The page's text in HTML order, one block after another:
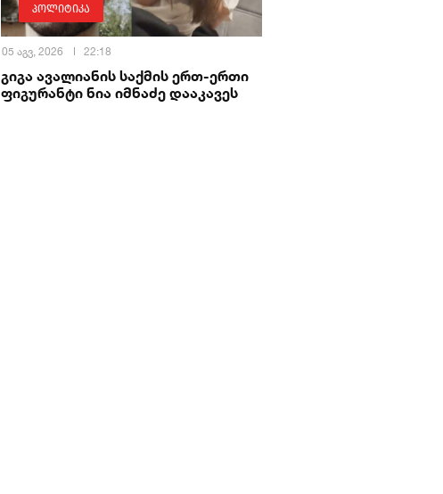
პოლიტიკა
05 აგვ, 2026 22:18
გიგა ავალიანის საქმის ერთ-ერთი
ფიგურანტი ნია იმნაძე დააკავეს